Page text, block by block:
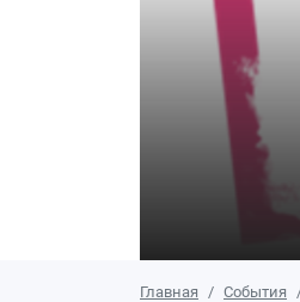
Главная События